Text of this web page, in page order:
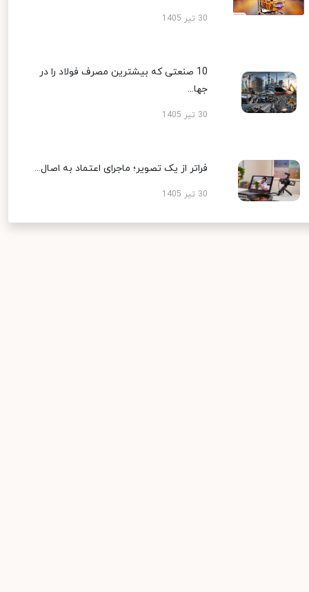
30 تیر 1405
10 صنعتی که بیشترین مصرف فولاد را در
جها...
30 تیر 1405
فراتر از یک تصویر؛ ماجرای اعتماد به اصال...
30 تیر 1405